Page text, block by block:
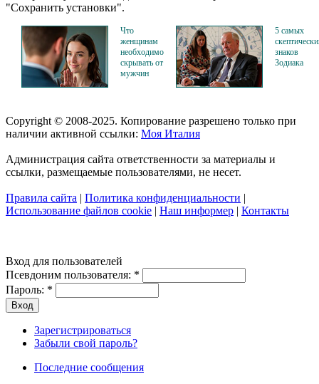
"Сохранить установки".
Что
женщинам
необходимо
скрывать от
мужчин
5 самых
знаков
Зодиака
Copyright © 2008-2025. Копирование разрешено только при
наличии активной ссылки: Моя Италия
Администрация сайта ответственности за материалы и
ссылки, размещаемые пользователями, не несет.
Правила сайта | Политика конфиденциальности |
Использование файлов cookie | Наш информер | Контакты
Вход для пользователей
Псевдоним пользователя: *
Пароль: *
Зарегистрироваться
Забыли свой пароль?
Последние сообщения